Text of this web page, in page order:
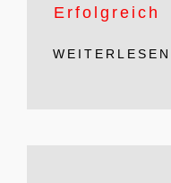
Erfolgreich
WEITERLESEN